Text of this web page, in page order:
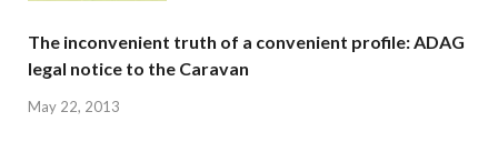
The inconvenient truth of a convenient profile: ADAG
legal notice to the Caravan
May 22, 2013